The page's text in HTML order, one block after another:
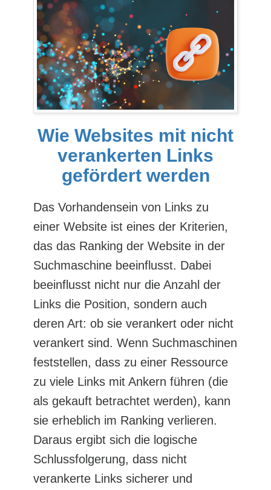
Wie Websites mit nicht
verankerten Links
gefördert werden
Das Vorhandensein von Links zu
einer Website ist eines der Kriterien,
das das Ranking der Website in der
Suchmaschine beeinflusst. Dabei
beeinflusst nicht nur die Anzahl der
Links die Position, sondern auch
deren Art: ob sie verankert oder nicht
verankert sind. Wenn Suchmaschinen
feststellen, dass zu einer Ressource
zu viele Links mit Ankern führen (die
als gekauft betrachtet werden), kann
sie erheblich im Ranking verlieren.
Daraus ergibt sich die logische
Schlussfolgerung, dass nicht
verankerte Links sicherer und